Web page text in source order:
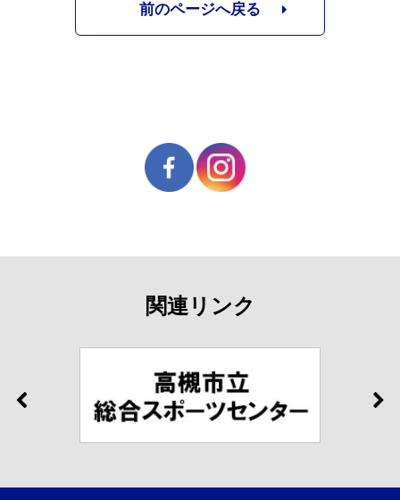
前のページへ戻る
関連リンク